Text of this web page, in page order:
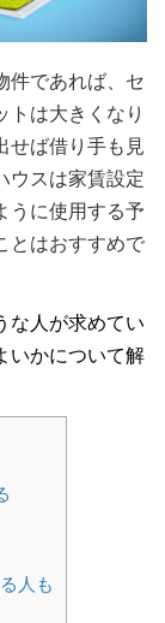
件であれば、セ
トは大きくなり
せば借り手も見
ウスは家賃設定
うに使用する予
とはおすすめで
な人が求めてい
いかについて解
人も